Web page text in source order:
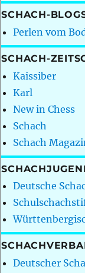
SCHACH-
Perlen vom
SCHACH-
Kaissiber
Karl
New in Chess
Schach
Schach
Deutsche
Deutscher